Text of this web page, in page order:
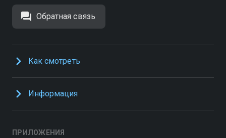
Обратная связь
Как смотреть
Информация
ПРИЛОЖЕНИЯ